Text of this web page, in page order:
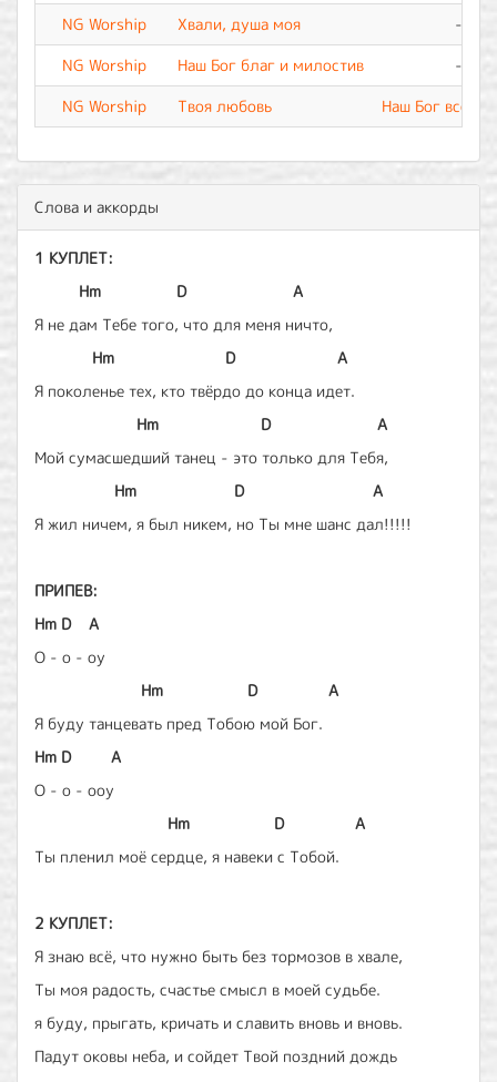
NG Worship
Хвали, душа моя
-
NG Worship
Наш Бог благ и милостив
-
NG Worship
Твоя любовь Наш Бог всех
Слова и аккорды
1 КУПЛЕТ:
Hm
D
A
Я не дам Тебе того, что для меня ничто,
Hm
D
A
Я поколенье тех, кто твёрдо до конца идет.
Hm
D
A
Мой сумасшедший танец - это только для Тебя,
Hm
D
A
Я жил ничем, я был никем, но Ты мне шанс дал!!!!!
ПРИПЕВ:
Hm D
A
О - о - оу
Hm
D
A
Я буду танцевать пред Тобою мой Бог.
Hm D
A
О - о - ооу
Hm
D
A
Ты пленил моё сердце, я навеки с Тобой.
2 КУПЛЕТ:
Я знаю всё, что нужно быть без тормозов в хвале,
Ты моя радость, счастье смысл в моей судьбе.
я буду, прыгать, кричать и славить вновь и вновь.
Падут оковы неба, и сойдет Твой поздний дождь